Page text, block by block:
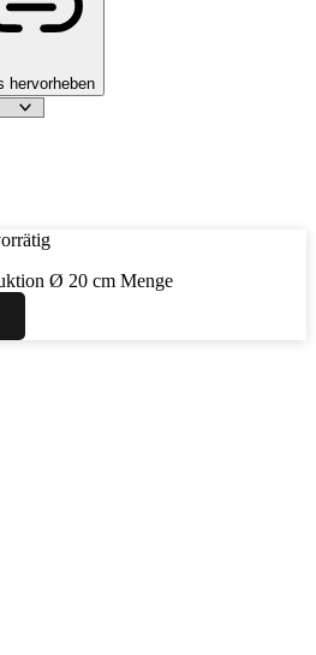
hervorheben
Ø 20 cm Menge